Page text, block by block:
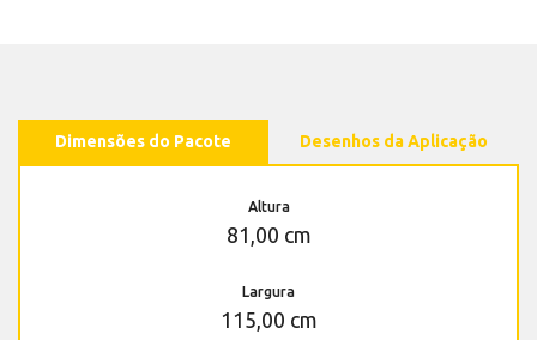
Dimensões do Pacote Desenhos da Aplicação
Altura
81,00 cm
Largura
115,00 cm